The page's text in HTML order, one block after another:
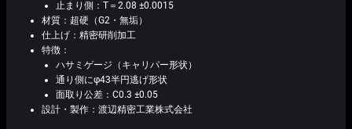
止まり側：T＝2.08 ±0.0015
材質：超硬（G2・無垢）
仕上げ：精密研削加工
特徴：
ハサミゲージ（キャリパー形状）
通り側にφ43半円逃げ形状
面取り公差：C0.3 ±0.05
設計・製作：渡辺精密工業株式会社